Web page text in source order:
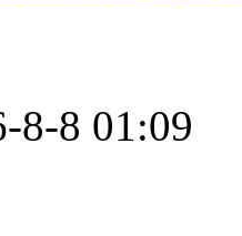
8-8 01:09